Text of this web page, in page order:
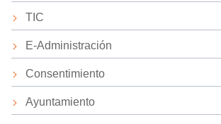
TIC
E-Administración
Consentimiento
Ayuntamiento